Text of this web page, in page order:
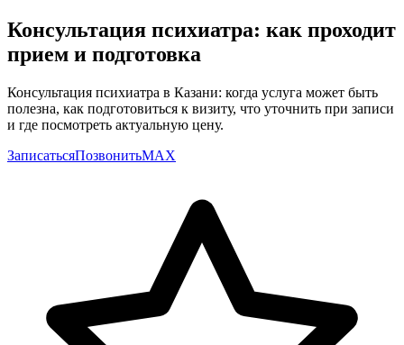
Консультация психиатра: как проходит
прием и подготовка
Консультация психиатра в Казани: когда услуга может быть
полезна, как подготовиться к визиту, что уточнить при записи
и где посмотреть актуальную цену.
ЗаписатьсяПозвонитьMAX